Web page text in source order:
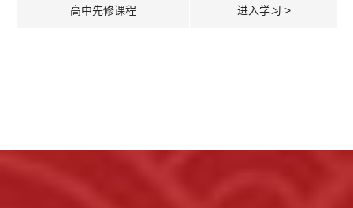
高中先修课程 进入学习 >